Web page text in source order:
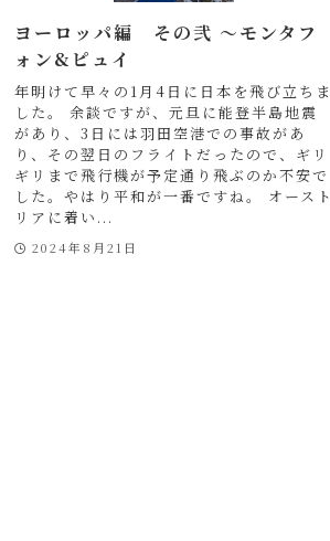
ヨーロッパ編 その弐 〜モンタフ
ォン&ピュイ
年明けて早々の1月4日に日本を飛び立ちま
した。 余談ですが、元旦に能登半島地震
があり、3日には羽田空港での事故があ
り、その翌日のフライトだったので、ギリ
ギリまで飛行機が予定通り飛ぶのか不安で
した。やはり平和が一番ですね。 オースト
リアに着い...
2024年8月21日